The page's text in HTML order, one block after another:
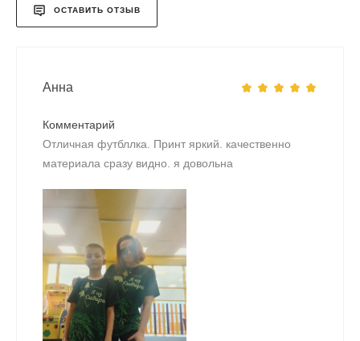
ОСТАВИТЬ ОТЗЫВ
Анна
Комментарий
Отличная футбллка. Принт яркий. качественно
материала сразу видно. я довольна